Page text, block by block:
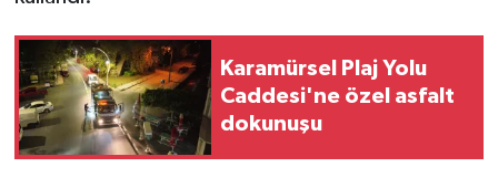
Karamürsel Plaj Yolu
Caddesi'ne özel asfalt
dokunuşu